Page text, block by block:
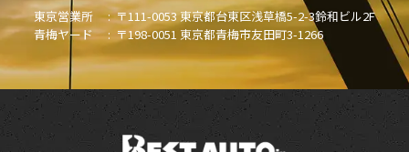
東京営業所 : 〒111-0053 東京都台東区浅草橋5-2-3鈴和ビル2F
青梅ヤード : 〒198-0051 東京都青梅市友田町3-1266